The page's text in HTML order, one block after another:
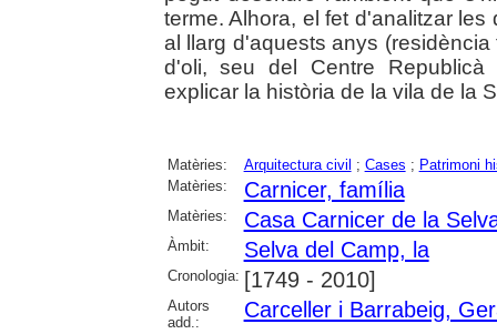
terme. Alhora, el fet d'analitzar
al llarg d'aquests anys
d'oli, seu del Centre
explicar la història de la vila de la
Matèries: Arquitectura civil ; Cases ; Patrimoni
Matèries:
Carnicer, família
Matèries: Casa Carnicer de la
Àmbit: Selva del Camp, la
Cronologia: [1749 - 2010]
Autors
add.:
Carceller i Barrabeig,